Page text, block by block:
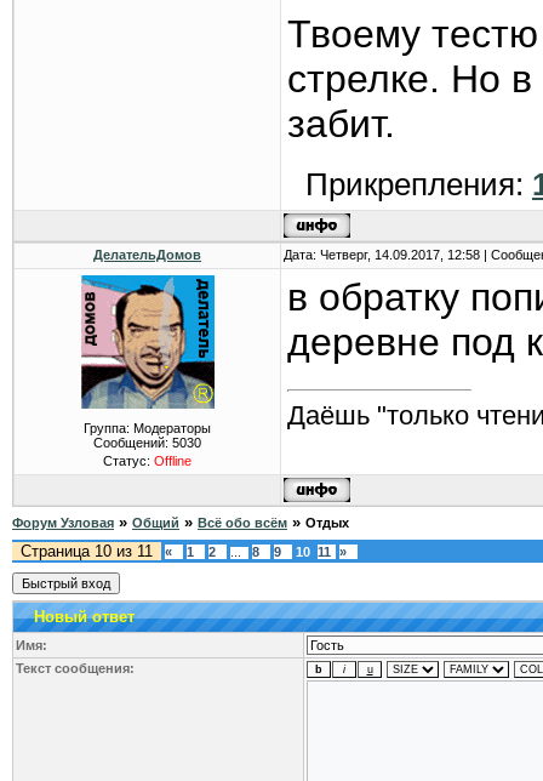
Твоему
стрелке. Но
забит.
Прикрепления:
ДелательДомов Дата: Четверг, 14.09.2017, 12:58 |
Группа: Модераторы
Сообщений: 5030
Статус: Offline
в обратку
деревне под
Даёшь "только
Форум Узловая » Общий » Всё обо всём » Отдых
Страница 10 из 11 « 1 2 … 8 9 10 11 »
Новый ответ
Имя:
Текст сообщения: